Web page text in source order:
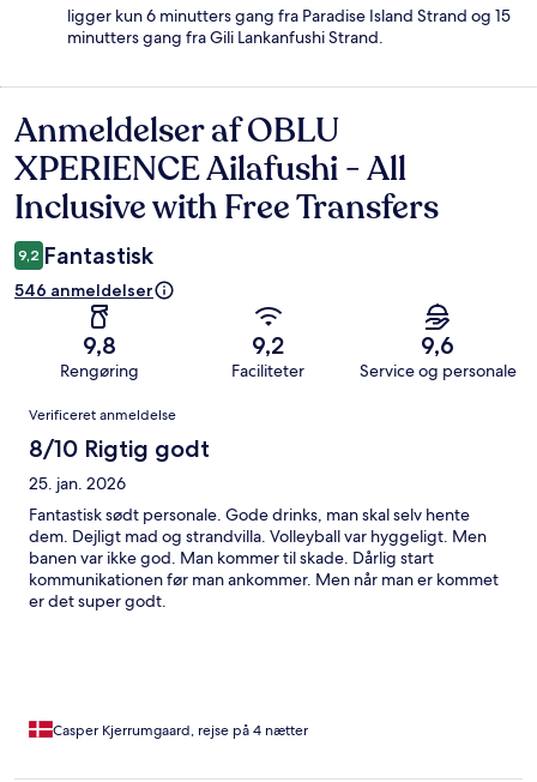
ligger kun 6 minutters gang fra Paradise Island Strand og 15
minutters gang fra Gili Lankanfushi Strand.
Anmeldelser
Anmeldelser af OBLU
XPERIENCE Ailafushi - All
Inclusive with Free Transfers
9,2 Fantastisk
546 anmeldelser
9,8
Rengøring
9,2
Faciliteter
9,6
Service og personale
Anmeldelser
Verificeret anmeldelse
8/10 Rigtig godt
25. jan. 2026
Fantastisk sødt personale. Gode drinks, man skal selv hente
dem. Dejligt mad og strandvilla. Volleyball var hyggeligt. Men
banen var ikke god. Man kommer til skade. Dårlig start
kommunikationen før man ankommer. Men når man er kommet
er det super godt.
Casper Kjerrumgaard, rejse på 4 nætter